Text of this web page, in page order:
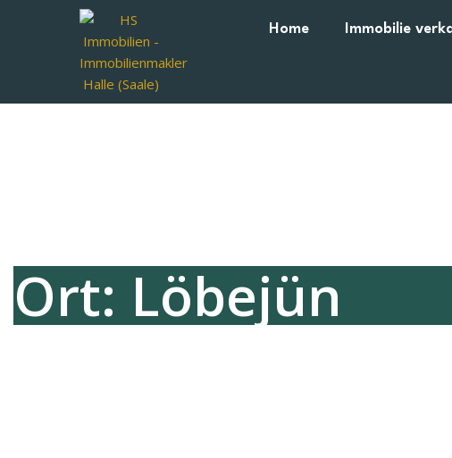
Home Immobilie
Ort: Löbejün